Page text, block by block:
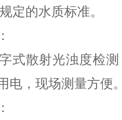
定的水质标准。
式散射光浊度检
电，现场测量方便